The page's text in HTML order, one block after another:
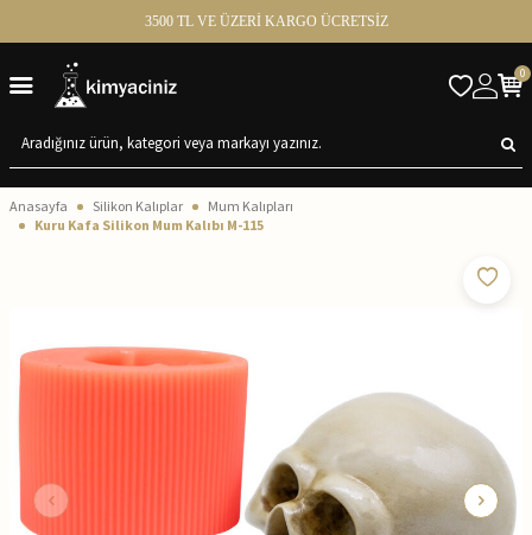
3500 TL VE ÜZERİ KARGO ÜCRETSİZ
0
Anasayfa Silikon Kalıplar
Mum Kalıpları
Kuru Kafa Silikon Mum Kalıbı M-115